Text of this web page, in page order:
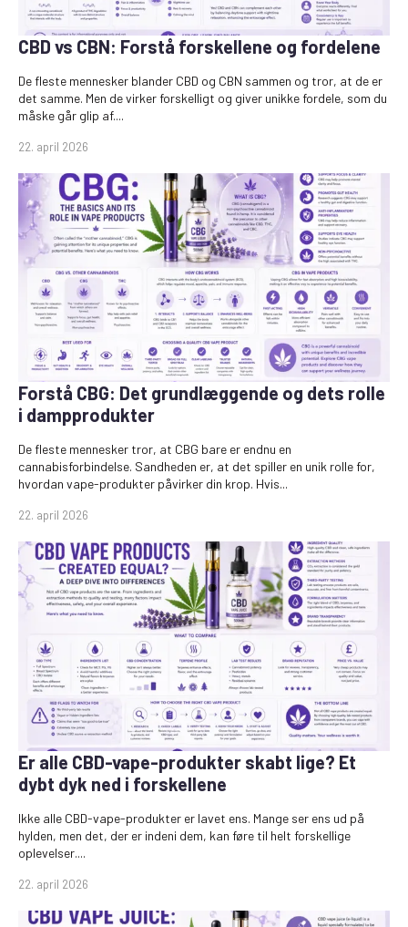
CBD vs CBN: Forstå forskellene og fordelene
22. april 2026
De fleste mennesker blander CBD og CBN sammen og tror, at de er
det samme. Men de virker forskelligt og giver unikke fordele, som du
måske går glip af....
Forstå CBG: Det grundlæggende og dets rolle
i dampprodukter
22. april 2026
De fleste mennesker tror, at CBG bare er endnu en
cannabisforbindelse. Sandheden er, at det spiller en unik rolle for,
hvordan vape-produkter påvirker din krop. Hvis...
Er alle CBD-vape-produkter skabt lige? Et
dybt dyk ned i forskellene
22. april 2026
Ikke alle CBD-vape-produkter er lavet ens. Mange ser ens ud på
hylden, men det, der er indeni dem, kan føre til helt forskellige
oplevelser....